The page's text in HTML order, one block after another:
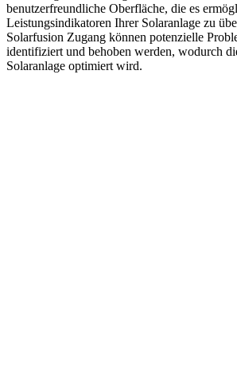
benutzerfreundliche Oberfläche, die es
Leistungsindikatoren Ihrer Solaranlage zu
Solarfusion Zugang können potenzielle
identifiziert und behoben werden, wodurch
Solaranlage optimiert wird.